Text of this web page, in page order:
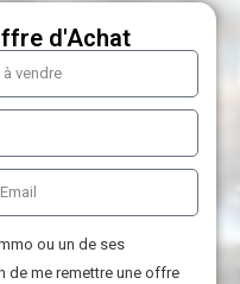
d'Achat
ou un de ses
de me remettre une offre